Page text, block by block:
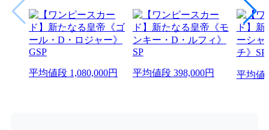
平均値段 1,080,000円 平均値段398,000円 平均値